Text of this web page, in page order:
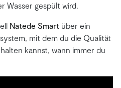
Wasser gespült wird.
Natede Smart über ein
mit dem du die Qualität
kannst, wann immer du